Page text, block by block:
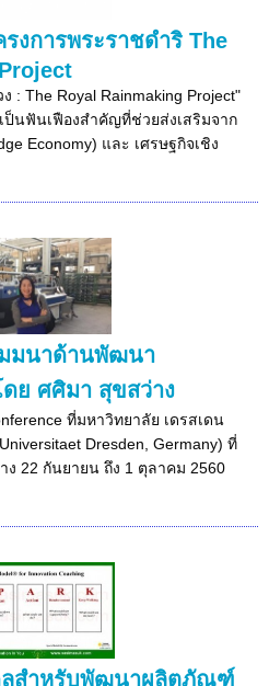
งการพระราชดำริ The
: The Royal Rainmaking Project"
ป็นฟันเฟืองสำคัญที่ช่วยส่งเสริมจาก
Economy) และ เศรษฐกิจเชิง
มนาด้านพัฒนา
ย ศศิมา สุขสว่าง
ที่มหาวิทยาลัย เดรสเดน
Dresden, Germany) ที่
22 กันยายน ถึง 1 ตุลาคม 2560
ลสำหรับพัฒนาผลิตภัณฑ์